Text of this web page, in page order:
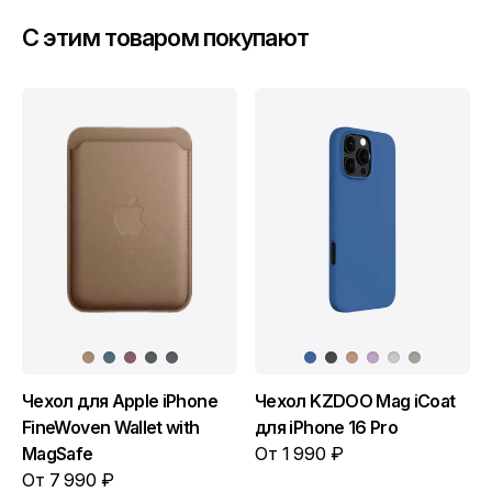
C этим товаром покупают
Чехол для Apple iPhone
FineWoven Wallet with
MagSafe
От 7 990 ₽
Чехол KZDOO Mag iCoat
для iPhone 16 Pro
От 1 990 ₽